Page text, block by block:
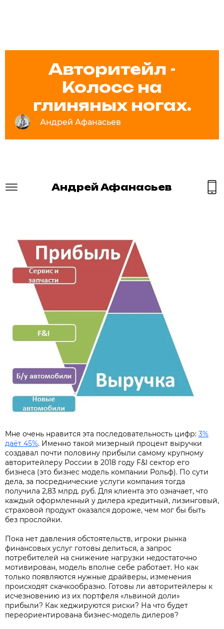
Авторитейл -
Колосс на
глиняных ногах.
Андрей Афанасьев
Андрей Афанасьев
Мне очень нравится эта последовательность цифр: 3%
даёт 45%. Именно такой мизерный процент выручки
создавал почти половину прибыли самому крупному
авторитейлеру России в 2018 году F&I сектор его
бизнеса (это бизнес модель компании Рольф). По сути
дела, за посреднические услуги компания тогда
получила 2,83 млрд. руб. Для клиента это означает, что
каждый оформленный у дилера кредитный, лизинговый,
страховой продукт оказался дороже, чем мог бы быть
без прослойки.
Пока нет давления обстоятельств, игроки рынка
финансовых услуг готовы делиться, а запрос
потребителей на снижение нагрузки недостаточно
мотивирован, модель вполне себе работает. Но как
только появляются нужные драйверы, изменения
происходят скачкообразно. Готовы ли авторитейлеры к
исчезновению из их портфеля «львиной доли»
прибыли? Как хеджируются риски? На что будет
переориентирована бизнес-модель дилеров?